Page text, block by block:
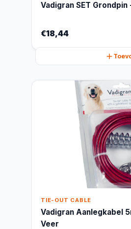
Vadigran SET
€18,44
TIE-OUT CABLE
Vadigran Aanlegkabel
Veer